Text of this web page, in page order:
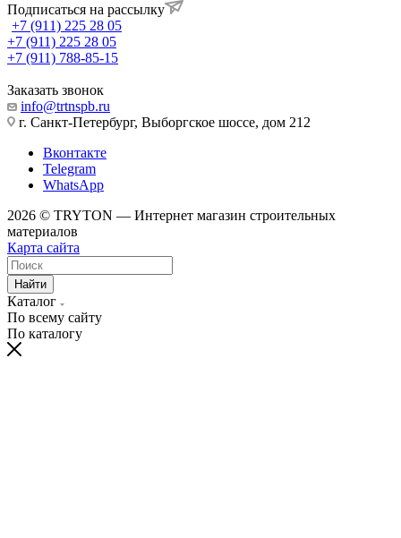
Подписаться на рассылку
+7 (911) 225 28 05
+7 (911) 225 28 05
+7 (911) 788-85-15
Заказать звонок
info@trtnspb.ru
г. Санкт-Петербург, Выборгское шоссе, дом 212
Вконтакте
Telegram
WhatsApp
2026 © TRYTON — Интернет магазин строительных
материалов
Карта сайта
Найти
Каталог
По всему сайту
По каталогу